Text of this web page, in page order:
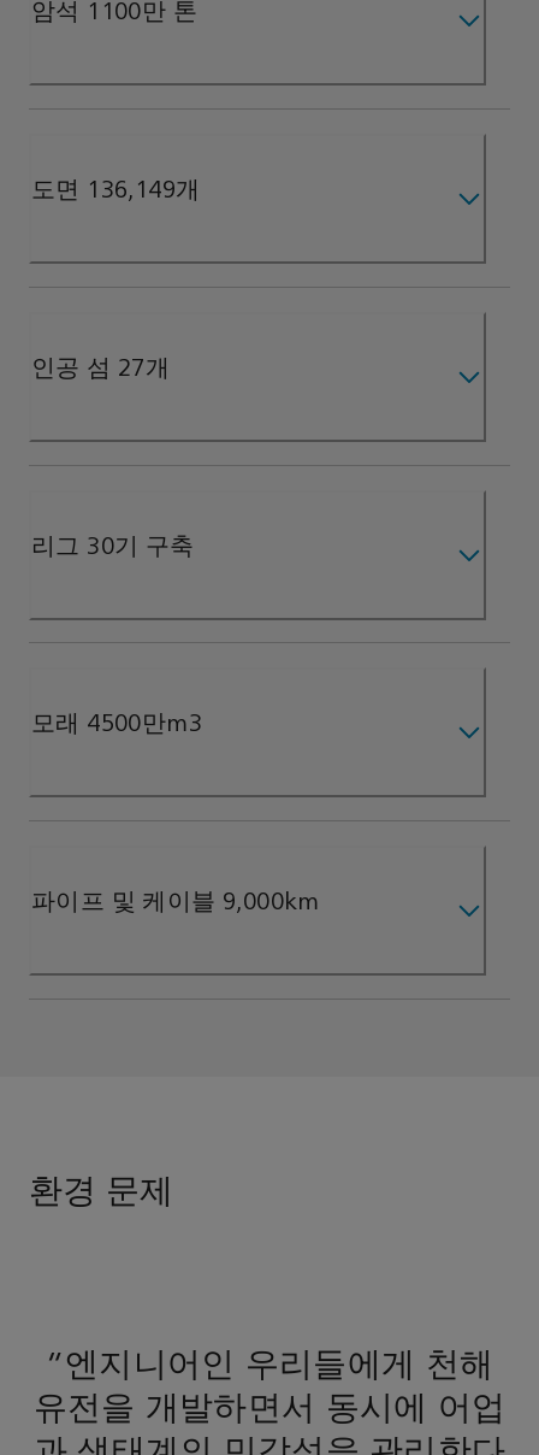
암석 1100만 톤
도면 136,149개
인공 섬 27개
리그 30기 구축
모래 4500만m3
파이프 및 케이블 9,000km
환경 문제
"엔지니어인 우리들에게 천해
유전을 개발하면서 동시에 어업